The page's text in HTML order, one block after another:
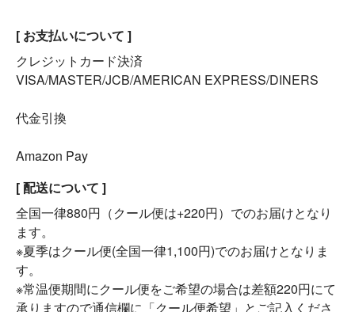
[ お支払いについて ]
クレジットカード決済
VISA/MASTER/JCB/AMERICAN EXPRESS/DINERS
代金引換
Amazon Pay
[ 配送について ]
全国一律880円（クール便は+220円）でのお届けとなり
ます。
※夏季はクール便(全国一律1,100円)でのお届けとなりま
す。
※常温便期間にクール便をご希望の場合は差額220円にて
承りますので通信欄に「クール便希望」とご記入くださ